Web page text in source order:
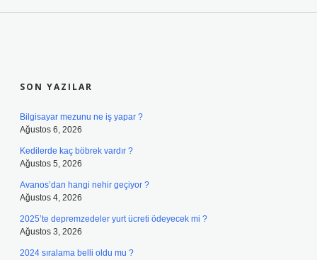
SON YAZILAR
Bilgisayar mezunu ne iş yapar ?
Ağustos 6, 2026
Kedilerde kaç böbrek vardır ?
Ağustos 5, 2026
Avanos’dan hangi nehir geçiyor ?
Ağustos 4, 2026
2025’te depremzedeler yurt ücreti ödeyecek mi ?
Ağustos 3, 2026
2024 sıralama belli oldu mu ?